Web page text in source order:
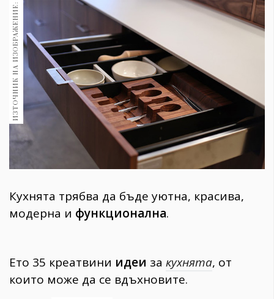
Книги 1188
30+ 1970
Гурме 1709
Пътувай
237
389
Gentlemen
381
ПОСЛЕДВАЙТЕ
ИЗТОЧНИК НА ИЗОБРАЖЕНИЕ:
Кухнята трябва да бъде уютна, красива,
модерна и функционална.
Ето 35 креатвини идеи за кухнята, от
които може да се вдъхновите.